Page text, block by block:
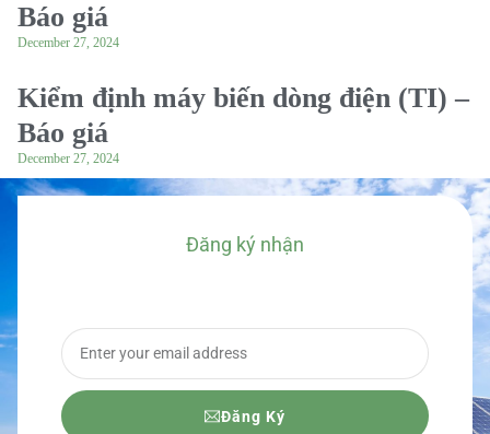
Báo giá
December 27, 2024
Kiểm định máy biến dòng điện (TI) –
Báo giá
December 27, 2024
Đăng ký nhận
Đăng Ký